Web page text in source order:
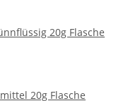
20g Flasche